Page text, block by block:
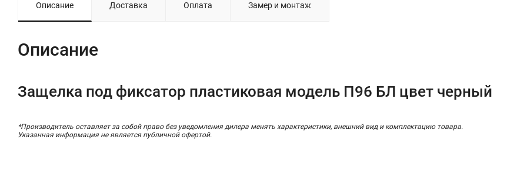
Описание Доставка Оплата Замер и монтаж
Описание
Защелка под фиксатор пластиковая модель П96 БЛ цвет черный
*Производитель оставляет за собой право без уведомления дилера менять характеристики, внешний вид и комплектацию товара.
Указанная информация не является публичной офертой.